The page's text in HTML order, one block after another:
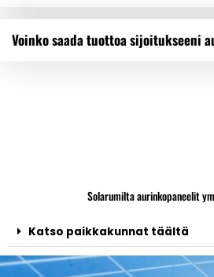
Voinko saada tuottoa sijoitukseeni
Solarumilta aurinkopaneelit
Katso paikkakunnat täältä